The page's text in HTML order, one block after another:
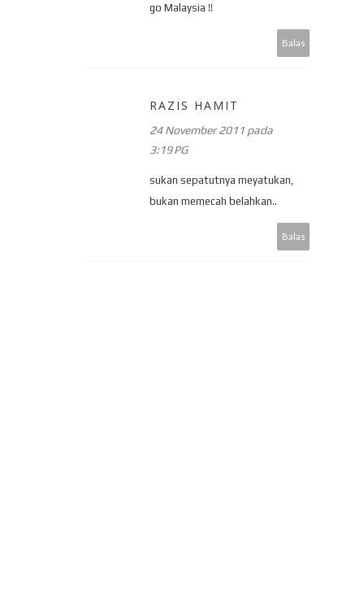
go Malaysia !!
Balas
RAZIS HAMIT
24 November 2011 pada
3:19 PG
sukan sepatutnya meyatukan,
bukan memecah belahkan..
Balas